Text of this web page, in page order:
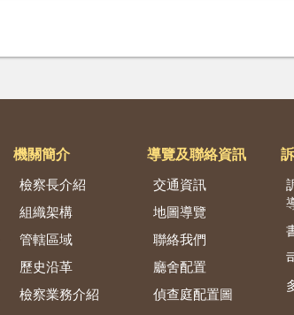
機關簡介
檢察長介紹
組織架構
管轄區域
歷史沿革
檢察業務介紹
導覽及聯絡資訊
交通資訊
地圖導覽
聯絡我們
廳舍配置
偵查庭配置圖